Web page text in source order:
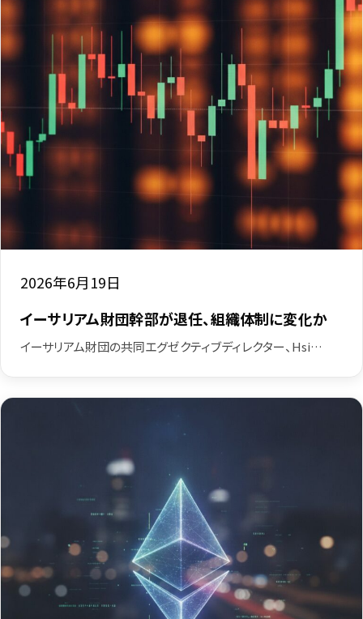
2026年6月19日
イーサリアム財団幹部が退任、組織体制に変化か
イーサリアム財団の共同エグゼクティブディレクター、Hsi…